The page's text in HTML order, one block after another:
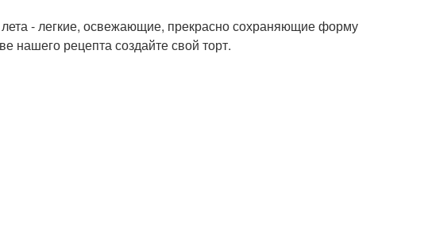
- легкие, освежающие, прекрасно сохраняющие форму
нашего рецепта создайте свой торт.